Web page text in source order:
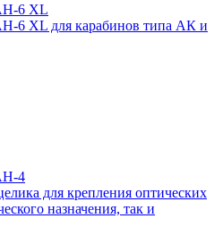
6 XL
6 XL для карабинов типа АК и
4
для крепления оптических
назначения, так и